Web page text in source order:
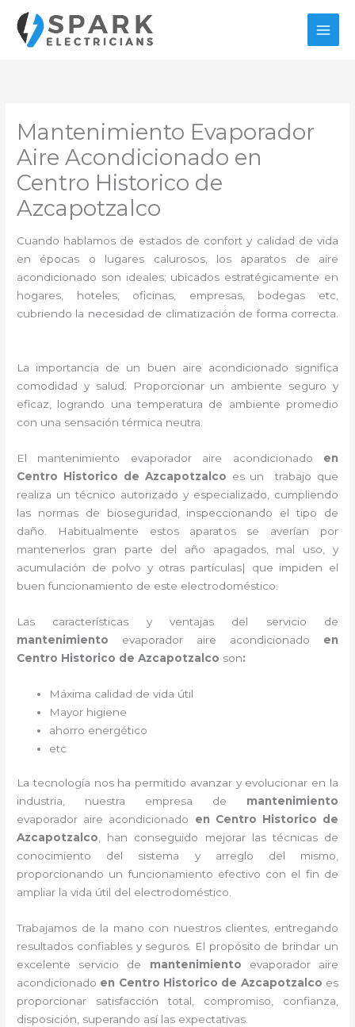
contenido
Mantenimiento Evaporador
Aire Acondicionado en
Centro Historico de
Azcapotzalco
Cuando hablamos de estados de confort y calidad de vida
en épocas o lugares calurosos, los aparatos de aire
acondicionado son ideales; ubicados estratégicamente en
hogares, hoteles, oficinas, empresas, bodegas etc,
cubriendo la necesidad de climatización de forma correcta.
La importancia de un buen aire acondicionado significa
comodidad y salud. Proporcionar un ambiente seguro y
eficaz, logrando una temperatura de ambiente promedio
con una sensación térmica neutra.
El mantenimiento evaporadoraire acondicionado en
Centro Historico de Azcapotzalco es un
trabajo que
realiza un técnico autorizado y especializado, cumpliendo
las normas de bioseguridad, inspeccionando el tipo de
daño. Habitualmente estos aparatos se averían por
mantenerlos gran parte del año apagados, mal uso, y
acumulación de polvo y otras partículas| que impiden el
buen funcionamiento de este electrodoméstico.
Las características y ventajas del servicio de
mantenimiento evaporador aire acondicionado en
Centro Historico de Azcapotzalco son:
Máxima calidad de vida útil
Mayor higiene
ahorro energético
etc
La tecnología nos ha permitido avanzar y evolucionar en la
industria, nuestra empresa de mantenimiento
evaporador aire acondicionado en Centro Historico de
Azcapotzalco, han conseguido mejorar las técnicas de
conocimiento del sistema y arreglo del mismo,
proporcionando un funcionamiento efectivo con el fin de
ampliar la vida útil del electrodoméstico.
Trabajamos de la mano con nuestros clientes, entregando
resultados confiables y seguros. El propósito de brindar un
excelente servicio de mantenimiento evaporadoraire
acondicionado en Centro Historico de Azcapotzalco es
proporcionar satisfacción total, compromiso, confianza,
disposición, superando así las expectativas.